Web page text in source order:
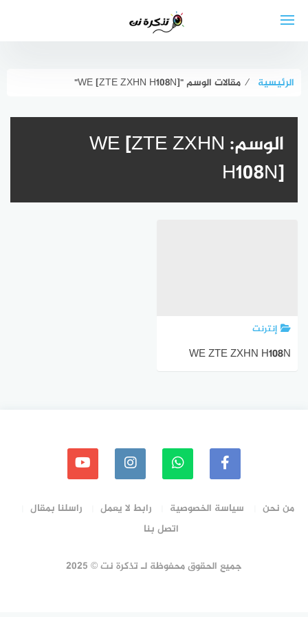
الرئيسية ⁄ مقالات الوسم "WE [ZTE ZXHN H108N]"
الوسم: WE [ZTE ZXHN
H108N]
إنترنت
WE ZTE ZXHN H108N
من نحن سياسة الخصوصية رابط لا يعمل
راسلنا بمقال
اتصل بنا
جميع الحقوق محفوظة لـ تذكرة نت © 2025